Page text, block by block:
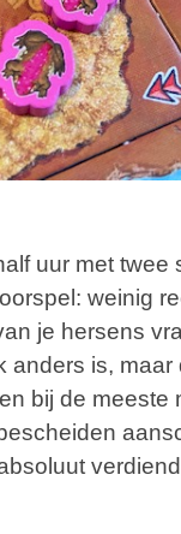
uur met twee
weinig
je hersens
anders is,
bij de meeste